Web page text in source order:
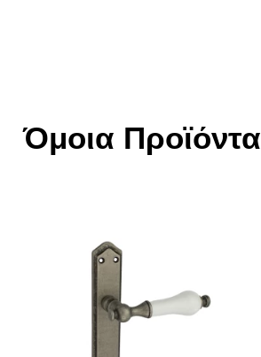
Όμοια Προϊόντα